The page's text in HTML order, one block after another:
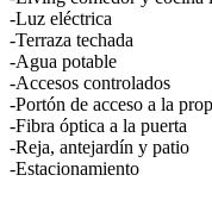
-Luz eléctrica
-Terraza techada
-Agua potable
-Accesos controlados
-Portón de acceso a la
-Fibra óptica a la puerta
-Reja, antejardín y patio
-Estacionamiento